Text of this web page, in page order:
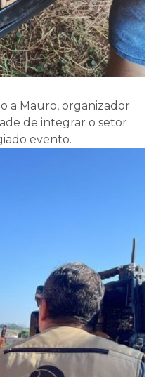
a Mauro, organizador
de integrar o setor
evento.